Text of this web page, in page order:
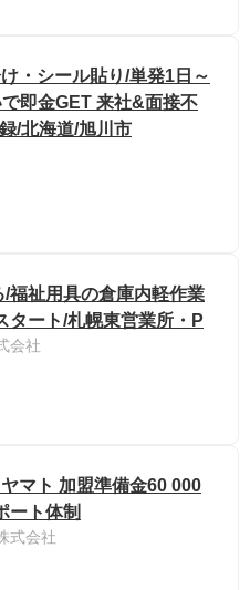
・シール貼り/単発1日～
即金GET 来社&面接不
/北海道/旭川市
福祉用具の倉庫内軽作業
タート/札幌東営業所・P
会社
マト 加盟準備金60 000
ート体制
式会社